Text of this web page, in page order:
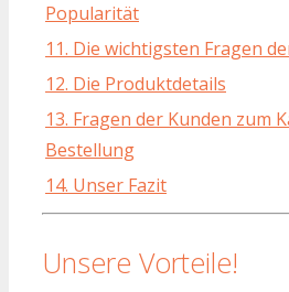
Popularität
11. Die wichtigsten Fragen
12. Die Produktdetails
13. Fragen der Kunden zum
Bestellung
14. Unser Fazit
Unsere Vorteile!